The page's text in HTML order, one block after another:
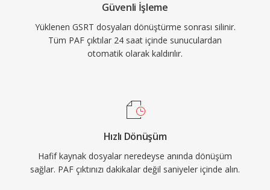
Güvenli İşleme
Yüklenen GSRT dosyaları dönüştürme sonrası silinir.
Tüm PAF çıktılar 24 saat içinde sunuculardan
otomatik olarak kaldırılır.
Hızlı Dönüşüm
Hafif kaynak dosyalar neredeyse anında dönüşüm
sağlar. PAF çıktınızı dakikalar değil saniyeler içinde alın.